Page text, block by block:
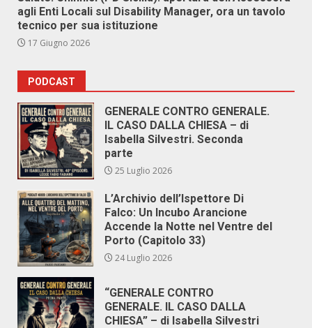
agli Enti Locali sul Disability Manager, ora un tavolo
tecnico per sua istituzione
17 Giugno 2026
PODCAST
GENERALE CONTRO GENERALE.
IL CASO DALLA CHIESA – di
Isabella Silvestri. Seconda
parte
25 Luglio 2026
L’Archivio dell’Ispettore Di
Falco: Un Incubo Arancione
Accende la Notte nel Ventre del
Porto (Capitolo 33)
24 Luglio 2026
“GENERALE CONTRO
GENERALE. IL CASO DALLA
CHIESA” – di Isabella Silvestri